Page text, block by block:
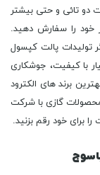
دو تائی و حتی بیشتر
خود را سفارش دهید.
تولیدات پالت کپسول
با کیفیت، جوشکاری
برند های الکترود
گازی با شرکت
برای خود رقم بزنید.